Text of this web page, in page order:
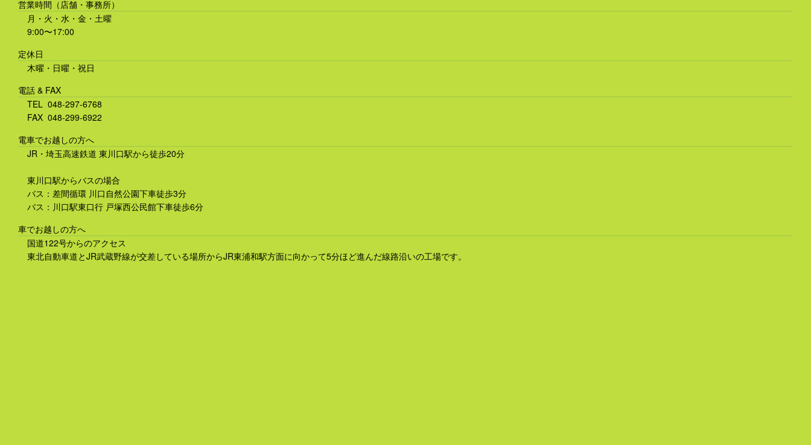
営業時間（店舗・事務所）
月・火・水・金・土曜
9:00〜17:00
定休日
木曜・日曜・祝日
電話 & FAX
TEL 048-297-6768
FAX 048-299-6922
電車でお越しの方へ
JR・埼玉高速鉄道 東川口駅から徒歩20分
東川口駅からバスの場合
バス：差間循環 川口自然公園下車徒歩3分
バス：川口駅東口行 戸塚西公民館下車徒歩6分
車でお越しの方へ
国道122号からのアクセス
東北自動車道とJR武蔵野線が交差している場所からJR東浦和駅方面に向かって5分ほど進んだ線路沿いの工場です。